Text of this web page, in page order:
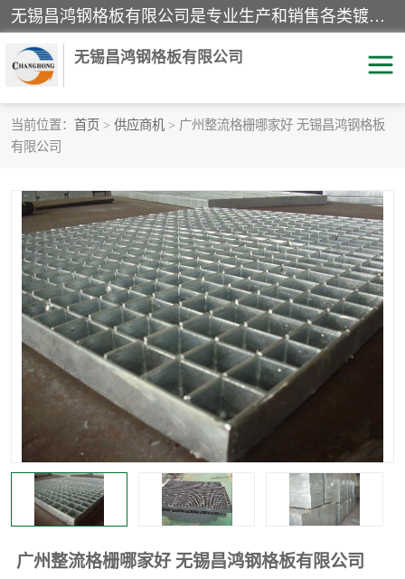
无锡昌鸿钢格板有限公司是专业生产和销售各类镀锌钢格板、镀锌钢格栅、不锈钢钢格及其相关产品的现代化企业。公司产品广泛运用于石油、化工、港口、电力、运输、造纸、医药、钢铁、食品、市政、房地产、制造业等各个领域。
无锡昌鸿钢格板有限公司
当前位置： 首页 > 供应商机 > 广州整流格栅哪家好 无锡昌鸿钢格板
有限公司
广州整流格栅哪家好 无锡昌鸿钢格板有限公司
镀锌钢格板
踏步板 水沟盖板
栏杆 钢格栅
齿形钢格板 钢格板
热镀锌钢格板 复合钢格板
钢格栅踏步板 插接钢格板
整流格栅